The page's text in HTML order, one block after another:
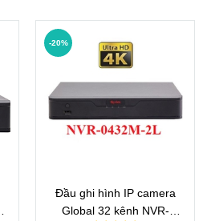
Đầu ghi hình IP camera
Global 32 kênh NVR-
-20%